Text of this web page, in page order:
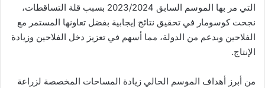
التي مر بها الموسم السابق 2023/2024 بسبب قلة التساقطات،
نجحت كوسومار في تحقيق نتائج إيجابية بفضل تعاونها المستمر مع
الفلاحين وبدعم من الدولة، مما أسهم في تعزيز دخل الفلاحين وزيادة
الإنتاج.
من أبرز أهداف الموسم الحالي زيادة المساحات المخصصة لزراعة